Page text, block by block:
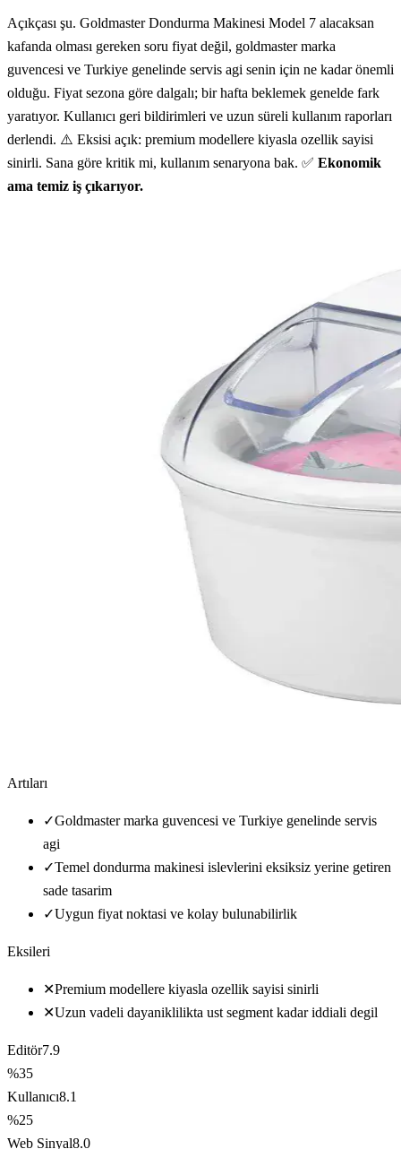
Açıkçası şu. Goldmaster Dondurma Makinesi Model 7 alacaksan
kafanda olması gereken soru fiyat değil, goldmaster marka
guvencesi ve Turkiye genelinde servis agi senin için ne kadar önemli
olduğu. Fiyat sezona göre dalgalı; bir hafta beklemek genelde fark
yaratıyor. Kullanıcı geri bildirimleri ve uzun süreli kullanım raporları
derlendi. ⚠️ Eksisi açık: premium modellere kiyasla ozellik sayisi
sinirli. Sana göre kritik mi, kullanım senaryona bak. ✅ Ekonomik
ama temiz iş çıkarıyor.
Artıları
✓Goldmaster marka guvencesi ve Turkiye genelinde servis
agi
✓Temel dondurma makinesi islevlerini eksiksiz yerine getiren
sade tasarim
✓Uygun fiyat noktasi ve kolay bulunabilirlik
Eksileri
✕Premium modellere kiyasla ozellik sayisi sinirli
✕Uzun vadeli dayaniklilikta ust segment kadar iddiali degil
Editör7.9
%35
Kullanıcı8.1
%25
Web Sinyal8.0